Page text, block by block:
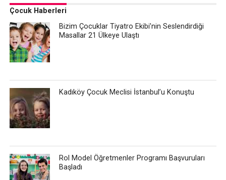
Çocuk Haberleri
Bizim Çocuklar Tiyatro Ekibi’nin Seslendirdiği
Masallar 21 Ülkeye Ulaştı
Kadıköy Çocuk Meclisi İstanbul’u Konuştu
Rol Model Öğretmenler Programı Başvuruları
Başladı